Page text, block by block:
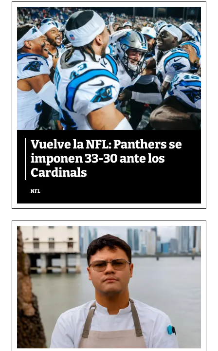
Vuelve la NFL: Panthers se
imponen 33-30 ante los
Cardinals
NFL